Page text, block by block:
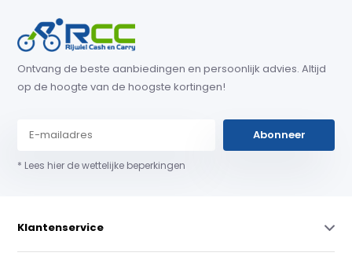
Ontvang de beste aanbiedingen en persoonlijk advies. Altijd
op de hoogte van de hoogste kortingen!
Abonneer
* Lees hier de wettelijke beperkingen
Klantenservice